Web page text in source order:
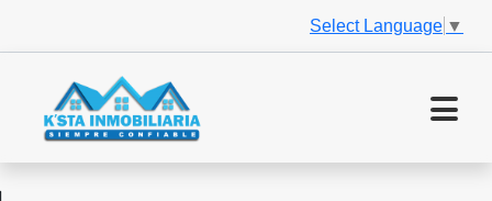
Select Language ▼